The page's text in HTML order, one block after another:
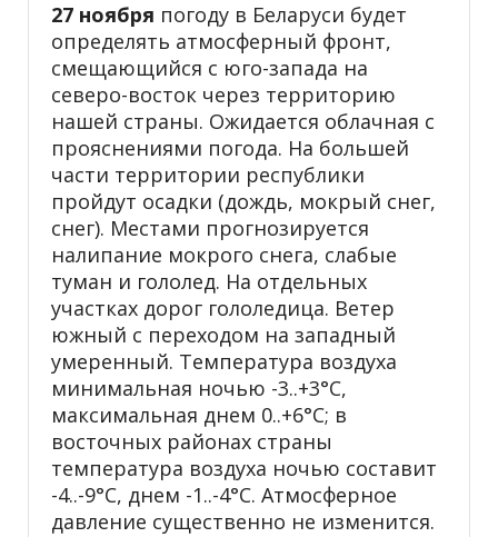
27 ноября погоду в Беларуси будет
определять атмосферный фронт,
смещающийся с юго-запада на
северо-восток через территорию
нашей страны. Ожидается облачная с
прояснениями погода. На большей
части территории республики
пройдут осадки (дождь, мокрый снег,
снег). Местами прогнозируется
налипание мокрого снега, слабые
туман и гололед. На отдельных
участках дорог гололедица. Ветер
южный с переходом на западный
умеренный. Температура воздуха
минимальная ночью -3..+3°С,
максимальная днем 0..+6°С; в
восточных районах страны
температура воздуха ночью составит
-4..-9°С, днем -1..-4°С. Атмосферное
давление существенно не изменится.